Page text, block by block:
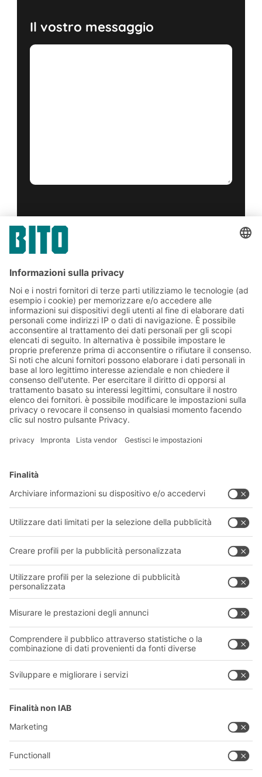
Il vostro messaggio
Sì, ho letto e accetto il
Friendly Captcha
Invia *= Richiesto
Soluzioni BITO
Soluzioni di intralogistica
Cassette e contenitori
Sistemi di trasporto
Consulenza e servizi
Download
Azienda
Chi siamo
La nostra rete globale
Seguici
A BIT O
YOUR LIFE.
011 9063242